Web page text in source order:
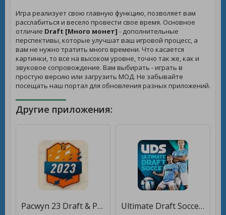
Игра реализует свою главную функцию, позволяет вам
расслабиться и весело провести свое время. Основное
отличие Draft [Много монет] - дополнительные
перспективы, которые улучшат ваш игровой процесс, а
вам не нужно тратить много времени. Что касается
картинки, то все на высоком уровне, точно так же, как и
звуковое сопровождение. Вам выбирать - играть в
простую версию или загрузить МОД. Не забывайте
посещать наш портал для обновления разных приложений.
Другие приложения:
Pacwyn 23 Draft & Pack Opener [Мод меню] Ultimate Draft Soccer [Мод меню]